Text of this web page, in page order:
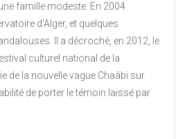
famille modeste. En 2004
d’Alger, et quelques
Il a décroché, en 2012, le
culturel national de la
de la nouvelle vague Chaâbi sur
de porter le témoin laissé par